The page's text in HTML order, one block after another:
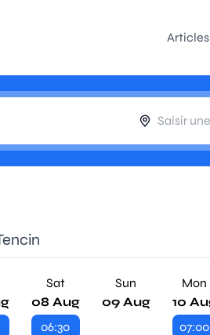
Articles
Sat
08 Aug
06:30
Sun
09 Aug
Mon
10
07:00